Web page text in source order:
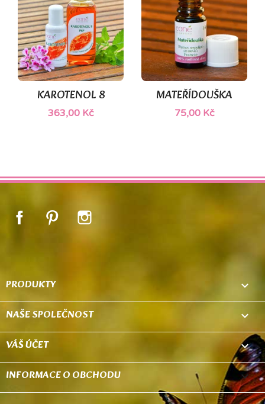
KAROTENOL 8
363,00 Kč
(1)
MATEŘÍDOUŠKA
75,00 Kč
FacebookPinterest
PRODUKTY 
NAŠE SPOLEČNOST 
VÁŠ ÚČET 
INFORMACE O OBCHODU keyboard_arrow_down